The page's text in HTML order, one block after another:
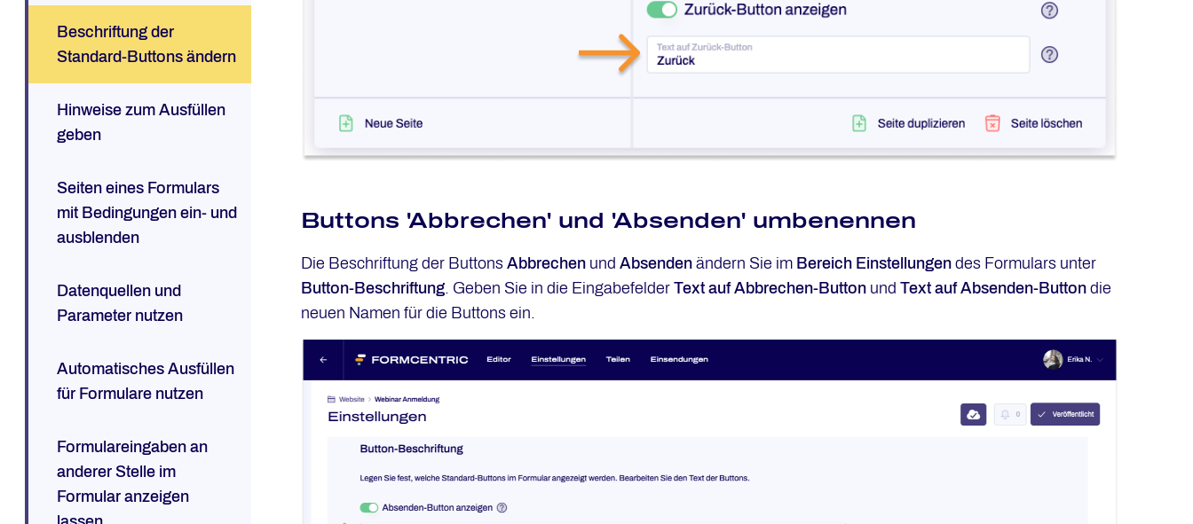
Beschriftung der
Standard-Buttons ändern
Hinweise zum Ausfüllen
geben
Seiten eines Formulars
mit Bedingungen ein- und
ausblenden
Datenquellen und
Parameter nutzen
Automatisches Ausfüllen
für Formulare nutzen
Formulareingaben an
anderer Stelle im
Formular anzeigen
Buttons 'Abbrechen' und 'Absenden' umbenennen
Die Beschriftung der ButtonsAbbrechen undAbsenden ändern Sie im Bereich Einstellungen des Formulars unter
Button-Beschriftung. Geben Sie in die EingabefelderText auf Abbrechen-Button undText auf Absenden-Button die
neuen Namen für die Buttons ein.